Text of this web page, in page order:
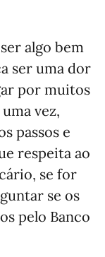
algo bem
ser uma dor
por muitos
vez,
passos e
respeita ao
se for
se os
pelo Banco